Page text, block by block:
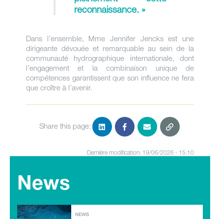
reconnaissance. »
Dans l’ensemble, Mme Jennifer Jencks est une
dirigeante dévouée et remarquable au sein de la
communauté hydrographique internationale, dont
l’engagement et la combinaison unique de
compétences garantissent que son influence ne fera
que croître à l’avenir.
Share this page:
Dernière modification: 19/06/2026 - 15:10
News
NEWS